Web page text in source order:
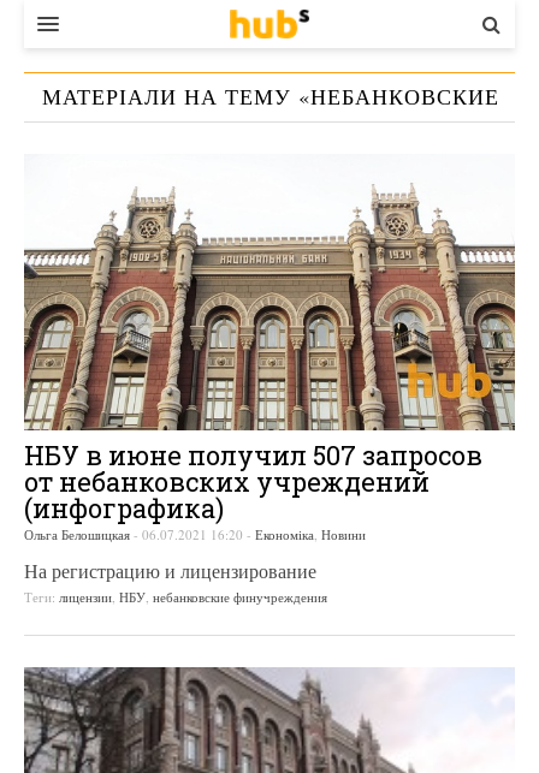
ВЛАДА
ЕКОНОМІКА
СТАРТЕР
КОНТАКТИ
МАТЕРІАЛИ НА ТЕМУ «НЕБАНКОВСКИЕ
НБУ в июне получил 507 запросов
от небанковских учреждений
(инфографика)
Ольга Белошицкая - 06.07.2021 16:20 - Економіка Новини
На регистрацию и лицензирование
Теги: лицензии НБУ небанковские финучреждения